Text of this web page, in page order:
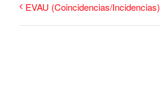
EVAU (Coincidencias/Incidencias)